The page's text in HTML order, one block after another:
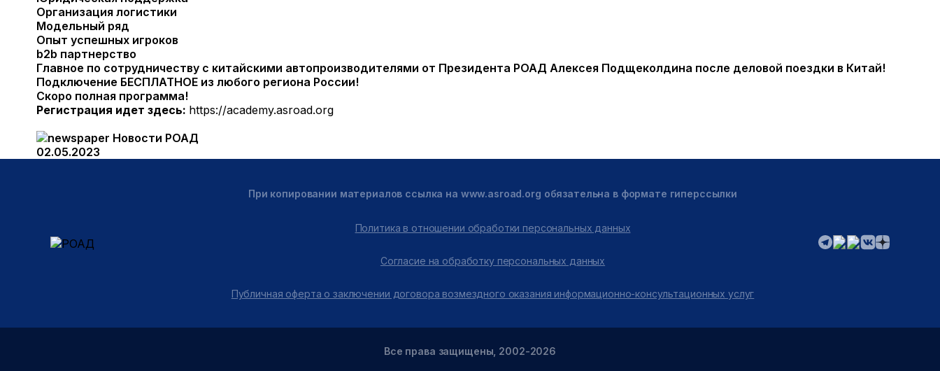
Организация логистики
Модельный ряд
Опыт успешных игроков
b2b партнерство
Главное по сотрудничеству с китайскими автопроизводителями от Президента РОАД Алексея Подщеколдина после деловой поездки в Китай!
Подключение БЕСПЛАТНОЕ из любого региона России!
Скоро полная программа!
Регистрация идет здесь: https://academy.asroad.org
Новости РОАД
02.05.2023
При копировании материалов ссылка на www.asroad.org обязательна в формате гиперссылки
Политика в отношении обработки персональных данных
Согласие на обработку персональных данных
Публичная оферта о заключении договора возмездного оказания информационно-консультационных услуг
Все права защищены, 2002-2026